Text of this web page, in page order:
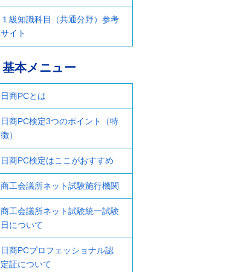
１級知識科目（共通分野）参考
サイト
基本メニュー
日商PCとは
日商PC検定3つのポイント（特
徴）
日商PC検定はここがおすすめ
商工会議所ネット試験施行機関
商工会議所ネット試験統一試験
日について
日商PCプロフェッショナル認
定証について